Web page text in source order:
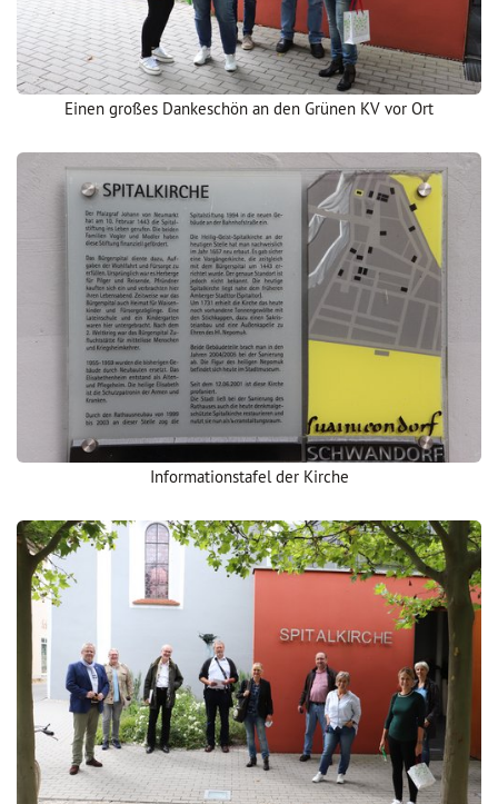
Einen großes Dankeschön an den Grünen KV vor Ort
Informationstafel der Kirche